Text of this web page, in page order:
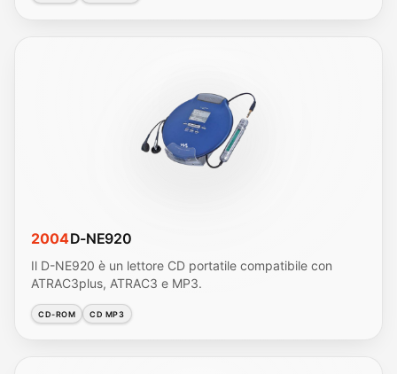
2004D-NE920
Il D-NE920 è un lettore CD portatile compatibile con
ATRAC3plus, ATRAC3 e MP3.
CD-ROM CD MP3